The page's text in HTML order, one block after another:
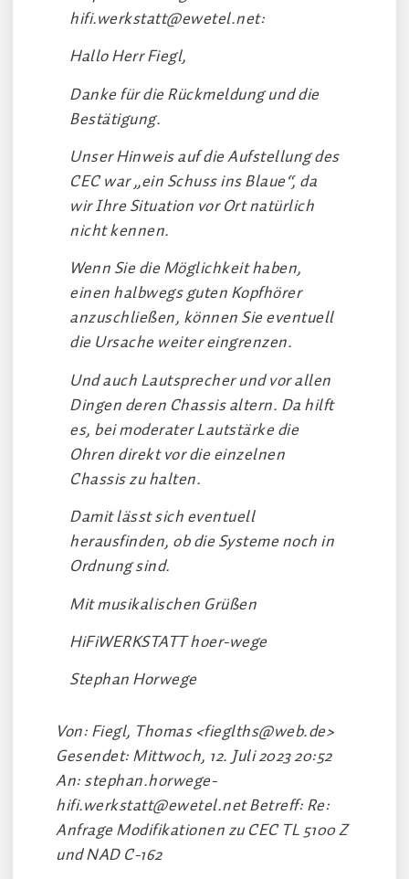
hifi.werkstatt@ewetel.net:
Hallo Herr Fiegl,
Danke für die Rückmeldung und die
Bestätigung.
Unser Hinweis auf die Aufstellung des
CEC war „ein Schuss ins Blaue“, da
wir Ihre Situation vor Ort natürlich
nicht kennen.
Wenn Sie die Möglichkeit haben,
einen halbwegs guten Kopfhörer
anzuschließen, können Sie eventuell
die Ursache weiter eingrenzen.
Und auch Lautsprecher und vor allen
Dingen deren Chassis altern. Da hilft
es, bei moderater Lautstärke die
Ohren direkt vor die einzelnen
Chassis zu halten.
Damit lässt sich eventuell
herausfinden, ob die Systeme noch in
Ordnung sind.
Mit musikalischen Grüßen
HiFiWERKSTATT hoer-wege
Stephan Horwege
Von: Fiegl, Thomas <fieglths@web.de>
Gesendet: Mittwoch, 12. Juli 2023 20:52
An:stephan.horwege-
hifi.werkstatt@ewetel.netBetreff: Re:
Anfrage Modifikationen zu CEC TL 5100 Z
und NAD C-162